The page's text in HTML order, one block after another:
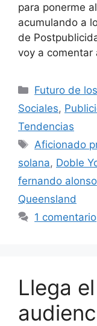
para ponerme
acumulando a
de
voy a comentar
Categorías
Futuro de
Sociales,
Tendencias
Etiquetas
Aficionado
solana, Doble
fernando alonso
Queensland
1 comentario
Llega